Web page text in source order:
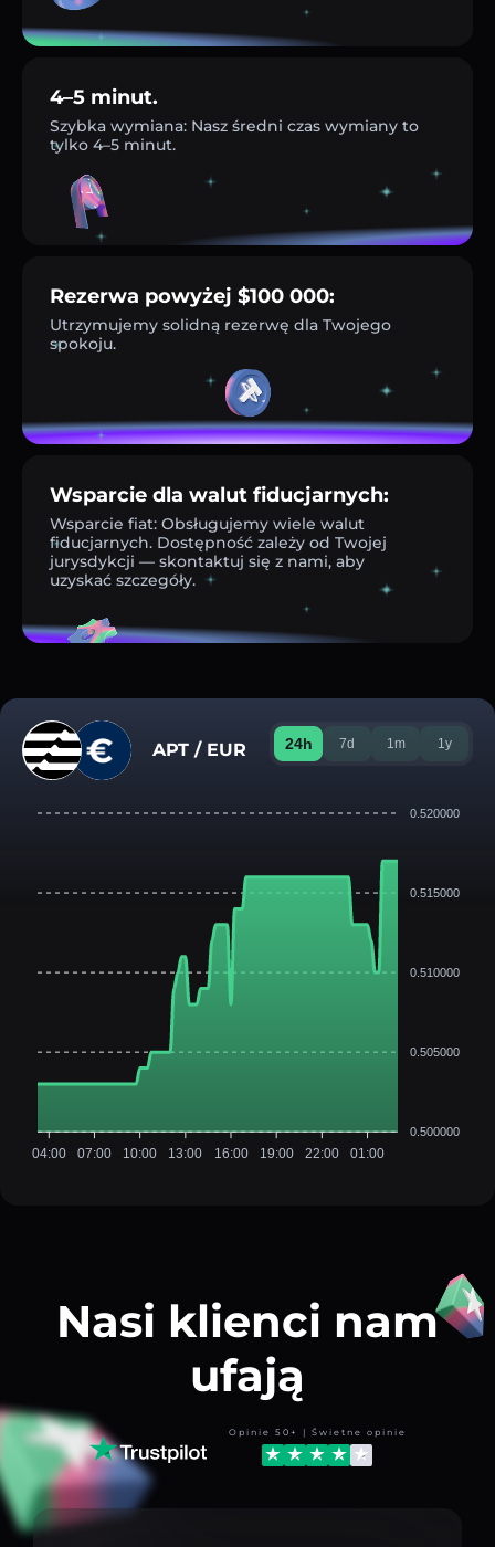
4–5 minut.
Szybka wymiana: Nasz średni czas wymiany to
tylko 4–5 minut.
Rezerwa powyżej $100 000:
Utrzymujemy solidną rezerwę dla Twojego
spokoju.
Wsparcie dla walut fiducjarnych:
Wsparcie fiat: Obsługujemy wiele walut
fiducjarnych. Dostępność zależy od Twojej
jurysdykcji — skontaktuj się z nami, aby
uzyskać szczegóły.
APT / EUR 24h 7d 1m 1y
0.520000
0.515000
0.510000
0.505000
0.500000
04:00 07:00 10:00 13:00 16:00 19:00 22:00 01:00
Nasi klienci nam
ufają
Opinie 50+ | Świetne opinie